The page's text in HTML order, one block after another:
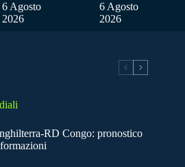
6 Agosto
2026
6 Agosto
2026
RD Congo: pronostico